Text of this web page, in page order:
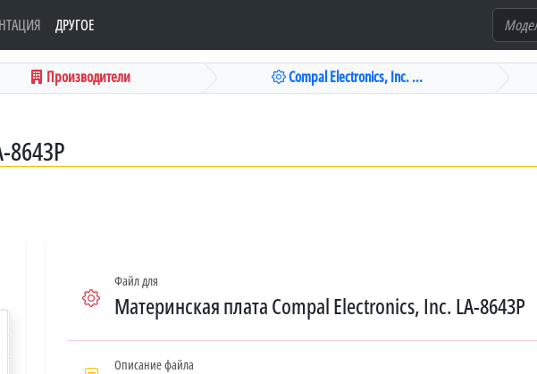
ДРУГОЕ
Производители Compal Electronics, Inc. ...
8643P
Файл для
Материнская плата Compal Electronics, Inc. LA-8643P
Описание файла